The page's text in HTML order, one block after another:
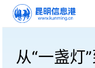
从“一盏灯